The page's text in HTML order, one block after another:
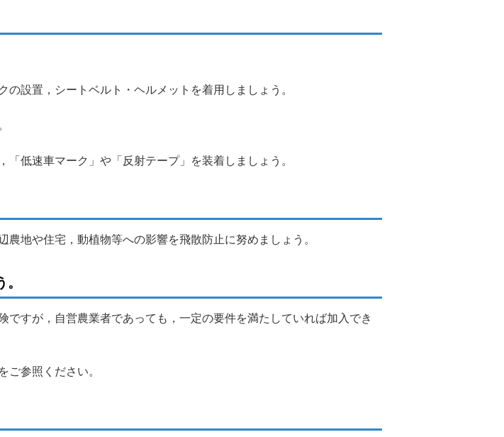
設置，シートベルト・ヘルメットを着用しましょう。
低速車マーク」や「反射テープ」を装着しましょう。
地や住宅，動植物等への影響を飛散防止に努めましょう。
すが，自営農業者であっても，一定の要件を満たしていれば加入でき
をご参照ください。